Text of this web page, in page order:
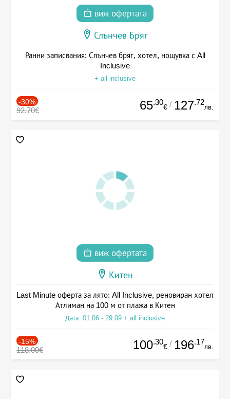
виж офертата
Слънчев Бряг
Ранни записвания: Слънчев бряг, хотел, нощувка с All
Inclusive
+ all inclusive
-30%
92.70€ 65.30
€ / 127.72
лв.
виж офертата
Китен
Last Minute оферта за лято: All Inclusive, реновиран хотел
Атлиман на 100 м от плажа в Китен
Дата: 01.06 - 29.09 + all inclusive
-15%
118.00€ 100.30
€ / 196.17
лв.